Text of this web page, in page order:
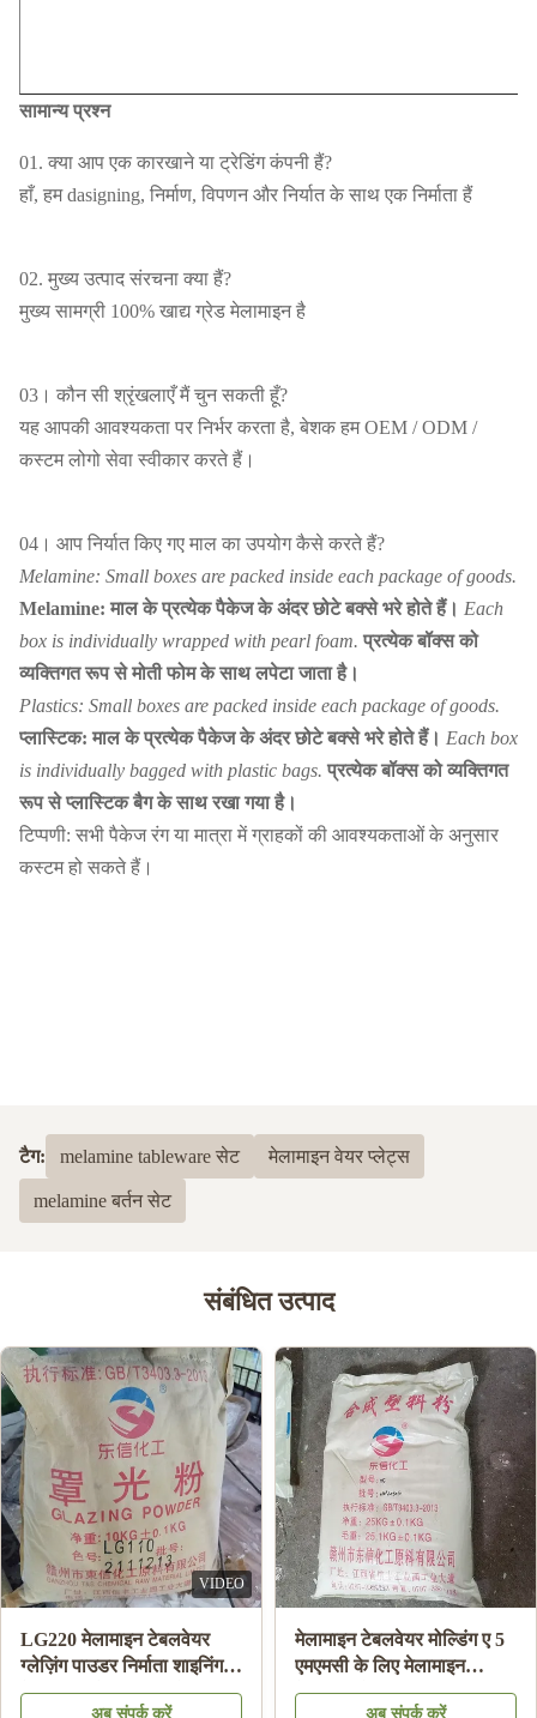
सामान्य प्रश्न
01. क्या आप एक कारखाने या ट्रेडिंग कंपनी हैं?
हाँ, हम dasigning, निर्माण, विपणन और निर्यात के साथ एक निर्माता हैं
02. मुख्य उत्पाद संरचना क्या हैं?
मुख्य सामग्री 100% खाद्य ग्रेड मेलामाइन है
03। कौन सी श्रृंखलाएँ मैं चुन सकती हूँ?
यह आपकी आवश्यकता पर निर्भर करता है, बेशक हम OEM / ODM /
कस्टम लोगो सेवा स्वीकार करते हैं।
04। आप निर्यात किए गए माल का उपयोग कैसे करते हैं?
Melamine: Small boxes are packed inside each package of goods.
Melamine: माल के प्रत्येक पैकेज के अंदर छोटे बक्से भरे होते हैं। Each
box is individually wrapped with pearl foam. प्रत्येक बॉक्स को
व्यक्तिगत रूप से मोती फोम के साथ लपेटा जाता है।
Plastics: Small boxes are packed inside each package of goods.
प्लास्टिक: माल के प्रत्येक पैकेज के अंदर छोटे बक्से भरे होते हैं। Each box
is individually bagged with plastic bags. प्रत्येक बॉक्स को व्यक्तिगत
रूप से प्लास्टिक बैग के साथ रखा गया है।
टिप्पणी: सभी पैकेज रंग या मात्रा में ग्राहकों की आवश्यकताओं के अनुसार
कस्टम हो सकते हैं।
टैग: melamine tableware सेट मेलामाइन वेयर प्लेट्स
melamine बर्तन सेट
संबंधित उत्पाद
VIDEO
LG220 मेलामाइन टेबलवेयर
ग्लेज़िंग पाउडर निर्माता शाइनिंग
मेलामाइन प्लेट एचएस कोड
अब संपर्क करें
मेलामाइन टेबलवेयर मोल्डिंग ए 5
एमएमसी के लिए मेलामाइन
केमिकल मोल्डिंग राल सामग्री
अब संपर्क करें